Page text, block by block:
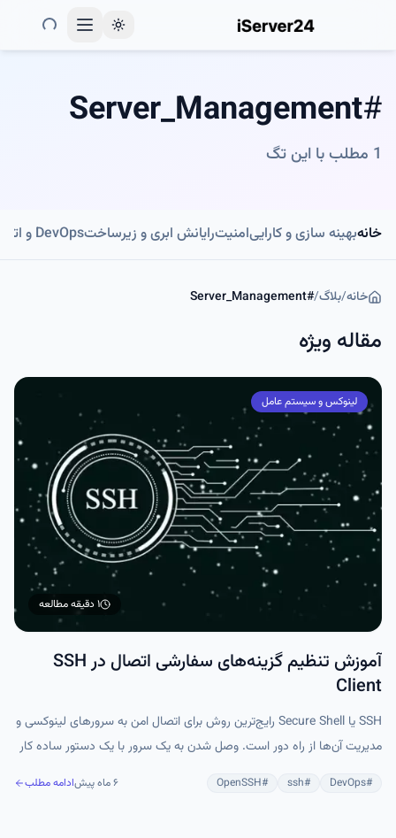
Toggle theme
#
Server_Management
1 مطلب با این تگ
خانهبهینه سازی و کاراییامنیترایانش ابری و زیرساختDevOps و اتوماسیون
خانه/بلاگ/
#
Server_Management
مقاله ویژه
لینوکس و سیستم عامل
۱ دقیقه مطالعه
آموزش تنظیم گزینه‌های سفارشی اتصال در SSH
Client
SSH یا Secure Shell رایج‌ترین روش برای اتصال امن به سرورهای لینوکسی و
مدیریت آن‌ها از راه دور است. وصل شدن به یک سرور با یک دستور ساده کار
#
DevOps
#
ssh
#
OpenSSH ۶ ماه پیش ادامه مطلب